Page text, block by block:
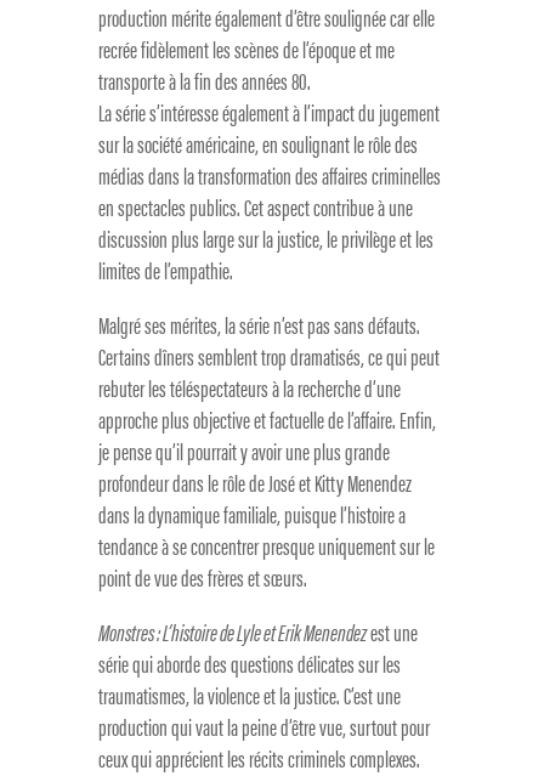
production mérite également d’être soulignée car elle
recrée fidèlement les scènes de l’époque et me
transporte à la fin des années 80.
La série s’intéresse également à l’impact du jugement
sur la société américaine, en soulignant le rôle des
médias dans la transformation des affaires criminelles
en spectacles publics. Cet aspect contribue à une
discussion plus large sur la justice, le privilège et les
limites de l’empathie.
Malgré ses mérites, la série n’est pas sans défauts.
Certains dîners semblent trop dramatisés, ce qui peut
rebuter les téléspectateurs à la recherche d’une
approche plus objective et factuelle de l’affaire. Enfin,
je pense qu’il pourrait y avoir une plus grande
profondeur dans le rôle de José et Kitty Menendez
dans la dynamique familiale, puisque l’histoire a
tendance à se concentrer presque uniquement sur le
point de vue des frères et sœurs.
Monstres : L’histoire de Lyle et Erik Menendezest une
série qui aborde des questions délicates sur les
traumatismes, la violence et la justice. C’est une
production qui vaut la peine d’être vue, surtout pour
ceux qui apprécient les récits criminels complexes.